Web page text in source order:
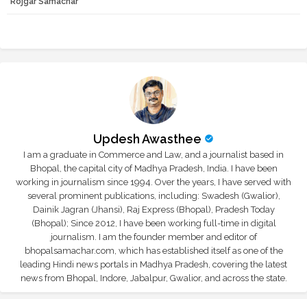
Updesh Awasthee
I am a graduate in Commerce and Law, and a journalist based in
Bhopal, the capital city of Madhya Pradesh, India. I have been
working in journalism since 1994. Over the years, I have served with
several prominent publications, including: Swadesh (Gwalior),
Dainik Jagran (Jhansi), Raj Express (Bhopal), Pradesh Today
(Bhopal); Since 2012, I have been working full-time in digital
journalism. I am the founder member and editor of
bhopalsamachar.com, which has established itself as one of the
leading Hindi news portals in Madhya Pradesh, covering the latest
news from Bhopal, Indore, Jabalpur, Gwalior, and across the state.